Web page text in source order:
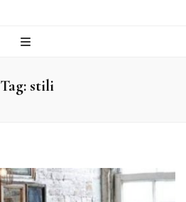
Blog
Tag: stili